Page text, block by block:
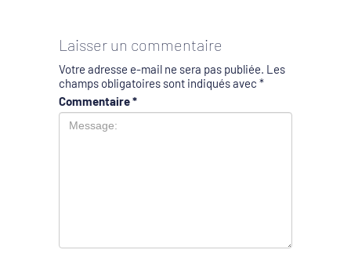
Laisser un commentaire
Votre adresse e-mail ne sera pas publiée. Les
champs obligatoires sont indiqués avec *
Commentaire*